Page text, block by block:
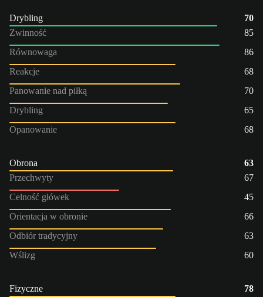
Drybling
70
Zwinność
85
Równowaga
86
Reakcje
68
Panowanie nad piłką
70
Drybling
65
Opanowanie
68
Obrona
63
Przechwyty
67
Celność główek
45
Orientacja w obronie
66
Odbiór tradycyjny
63
Wślizg
60
Fizyczne
78